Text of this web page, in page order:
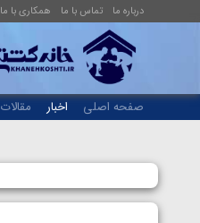
درباره ما تماس با ما همکاری با ما
صفحه اصلی اخبار مقالات